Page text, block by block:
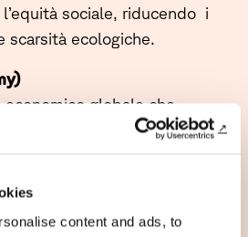
content and ads, to
sociale, riducendo i
scarsità ecologiche.
globale che
E’ è un partenariato